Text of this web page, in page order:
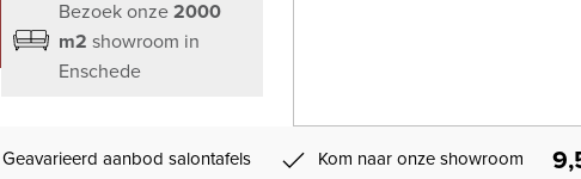
Bezoek onze2000
m2 showroom in
Enschede
Geavarieerd aanbod salontafels Kom naar onze showroom